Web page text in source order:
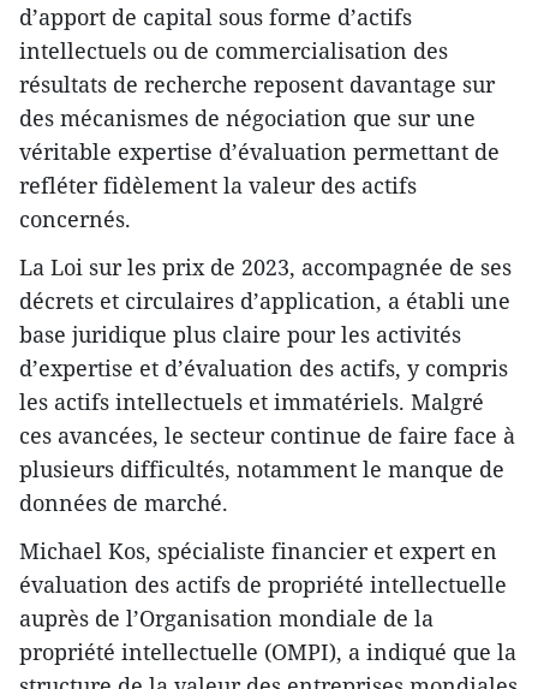
d’apport de capital sous forme d’actifs
intellectuels ou de commercialisation des
résultats de recherche reposent davantage sur
des mécanismes de négociation que sur une
véritable expertise d’évaluation permettant de
refléter fidèlement la valeur des actifs
concernés.
La Loi sur les prix de 2023, accompagnée de ses
décrets et circulaires d’application, a établi une
base juridique plus claire pour les activités
d’expertise et d’évaluation des actifs, y compris
les actifs intellectuels et immatériels. Malgré
ces avancées, le secteur continue de faire face à
plusieurs difficultés, notamment le manque de
données de marché.
Michael Kos, spécialiste financier et expert en
évaluation des actifs de propriété intellectuelle
auprès de l’Organisation mondiale de la
propriété intellectuelle (OMPI), a indiqué que la